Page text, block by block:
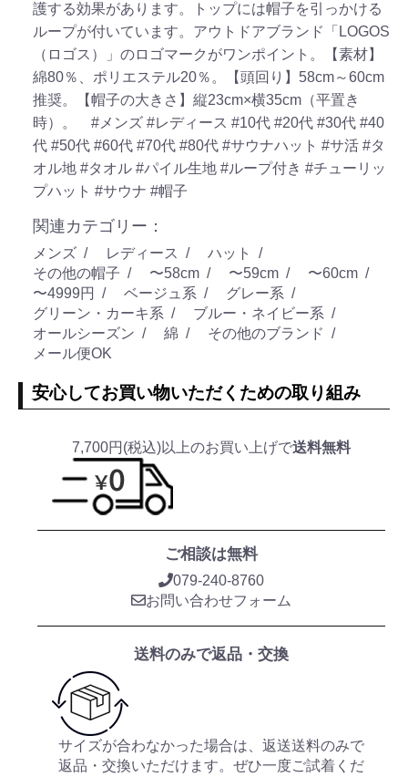
護する効果があります。トップには帽子を引っかける
ループが付いています。アウトドアブランド「LOGOS
（ロゴス）」のロゴマークがワンポイント。【素材】
綿80％、ポリエステル20％。【頭回り】58cm～60cm
推奨。【帽子の大きさ】縦23cm×横35cm（平置き
時）。 #メンズ #レディース #10代 #20代 #30代 #40
代 #50代 #60代 #70代 #80代 #サウナハット #サ活 #タ
オル地 #タオル #パイル生地 #ループ付き #チューリッ
プハット #サウナ #帽子
関連カテゴリー：
メンズ レディース
ハット
その他の帽子
〜58cm 〜59cm
〜60cm
〜4999円
ベージュ系
グレー系
グリーン・カーキ系
ブルー・ネイビー系
オールシーズン
綿
その他のブランド
メール便OK
安心してお買い物いただくための取り組み
7,700円(税込)以上のお買い上げで送料無料
ご相談は無料
079-240-8760
お問い合わせフォーム
送料のみで返品・交換
サイズが合わなかった場合は、返送送料のみで
返品・交換いただけます。ぜひ一度ご試着くだ